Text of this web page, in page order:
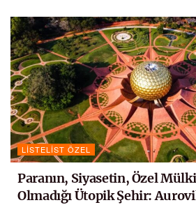
LISTELIST ÖZEL
Paranın, Siyasetin, Özel
Olmadığı Ütopik Şehir: